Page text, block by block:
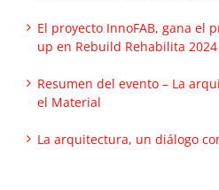
El proyecto InnoFAB, gana el
up en Rebuild Rehabilita 2024
Resumen del evento – La
el Material
La arquitectura, un diálogo